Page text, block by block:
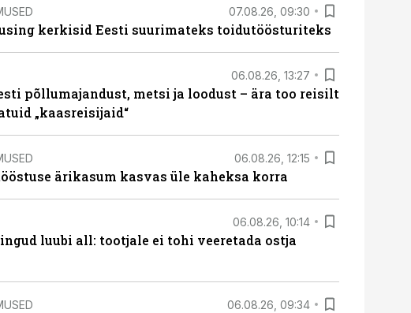
07.08.26, 09:30
kerkisid Eesti suurimateks toidutöösturiteks
06.08.26, 13:27
põllumajandust, metsi ja loodust – ära too reisilt
„kaasreisijaid“
06.08.26, 12:15
ärikasum kasvas üle kaheksa korra
06.08.26, 10:14
luubi all: tootjale ei tohi veeretada ostja
06.08.26, 09:34